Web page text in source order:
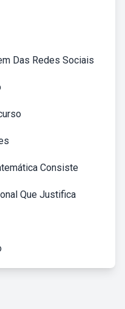
Das Redes Sociais
Consiste
Que Justifica